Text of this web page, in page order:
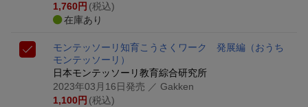
1,760円 (税込)
在庫あり
モンテッソーリ知育こうさくワーク 発展編 （おうち
モンテッソーリ）
日本モンテッソーリ教育綜合研究所
2023年03月16日発売 ／ Gakken
1,100円 (税込)